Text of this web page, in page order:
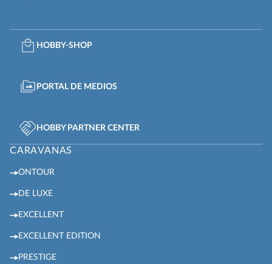
HOBBY-SHOP
PORTAL DE MEDIOS
HOBBY PARTNER CENTER
CARAVANAS
ONTOUR
DE LUXE
EXCELLENT
EXCELLENT EDITION
PRESTIGE